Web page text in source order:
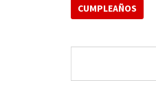
CUMPLEAÑOS